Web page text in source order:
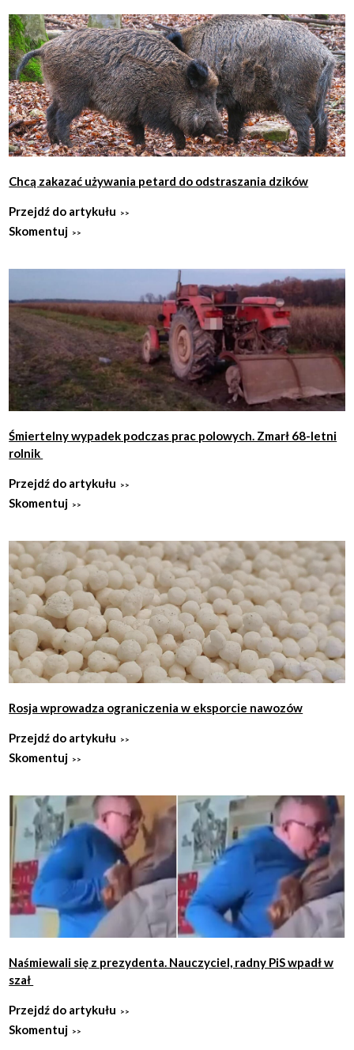
Chcą zakazać używania petard do odstraszania dzików
Przejdź do artykułu
Skomentuj
Śmiertelny wypadek podczas prac polowych. Zmarł 68-letni
rolnik
Przejdź do artykułu
Skomentuj
Rosja wprowadza ograniczenia w eksporcie nawozów
Przejdź do artykułu
Skomentuj
Naśmiewali się z prezydenta. Nauczyciel, radny PiS wpadł w
szał
Przejdź do artykułu
Skomentuj